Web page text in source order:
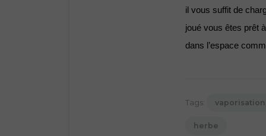
il vous suffit de
joué vous êtes prêt
dans l’espace
Tags: vaporisation
herbe